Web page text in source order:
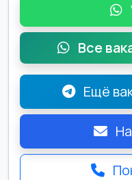
Все
Ещё